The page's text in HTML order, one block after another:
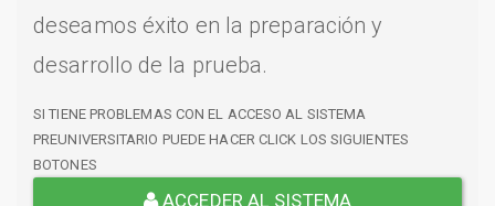
deseamos éxito en la preparación y
desarrollo de la prueba.
SI TIENE PROBLEMAS CON EL ACCESO AL SISTEMA
PREUNIVERSITARIO PUEDE HACER CLICK LOS SIGUIENTES
BOTONES
ACCEDER AL SISTEMA